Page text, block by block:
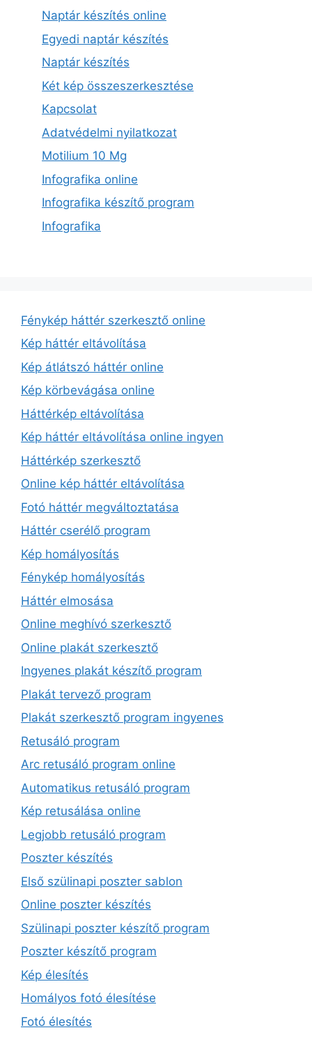
Naptár készítés online
Egyedi naptár készítés
Naptár készítés
Két kép összeszerkesztése
Kapcsolat
Adatvédelmi nyilatkozat
Motilium 10 Mg
Infografika online
Infografika készítő program
Infografika
Fénykép háttér szerkesztő online
Kép háttér eltávolítása
Kép átlátszó háttér online
Kép körbevágása online
Háttérkép eltávolítása
Kép háttér eltávolítása online ingyen
Háttérkép szerkesztő
Online kép háttér eltávolítása
Fotó háttér megváltoztatása
Háttér cserélő program
Kép homályosítás
Fénykép homályosítás
Háttér elmosása
Online meghívó szerkesztő
Online plakát szerkesztő
Ingyenes plakát készítő program
Plakát tervező program
Plakát szerkesztő program ingyenes
Retusáló program
Arc retusáló program online
Automatikus retusáló program
Kép retusálása online
Legjobb retusáló program
Poszter készítés
Első szülinapi poszter sablon
Online poszter készítés
Szülinapi poszter készítő program
Poszter készítő program
Kép élesítés
Homályos fotó élesítése
Fotó élesítés